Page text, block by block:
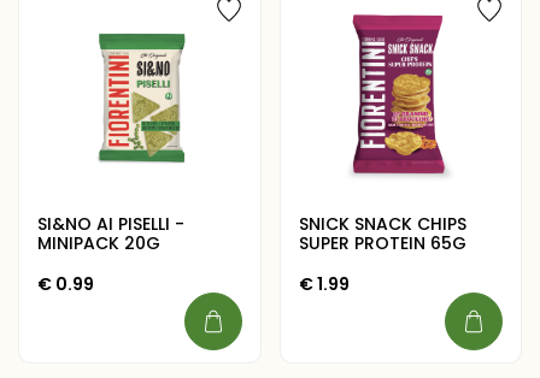
SI&NO AI PISELLI -
MINIPACK 20G
€ 0.99
SNICK SNACK CHIPS
SUPER PROTEIN 65G
€1.99